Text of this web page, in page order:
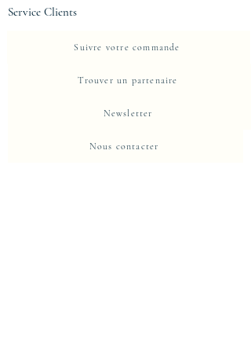
Service Clients
Suivre votre commande
Trouver un partenaire
Newsletter
Nous contacter